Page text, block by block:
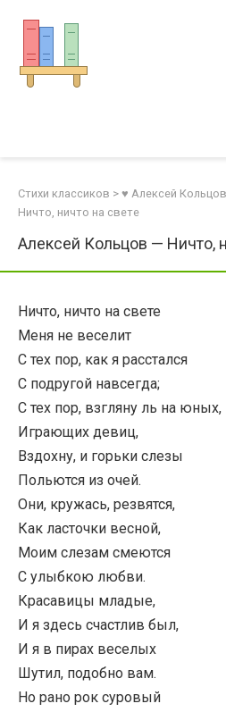
контенту
Стихи классиков > ♥ Алексей
Ничто, ничто на свете
Алексей Кольцов — Ничто,
Ничто, ничто на свете
Меня не веселит
С тех пор, как я расстался
С подругой навсегда;
С тех пор, взгляну ль на юных,
Играющих девиц,
Вздохну, и горьки слезы
Польются из очей.
Они, кружась, резвятся,
Как ласточки весной,
Моим слезам смеются
С улыбкою любви.
Красавицы младые,
И я здесь счастлив был,
И я в пирах веселых
Шутил, подобно вам.
Но рано рок суровый